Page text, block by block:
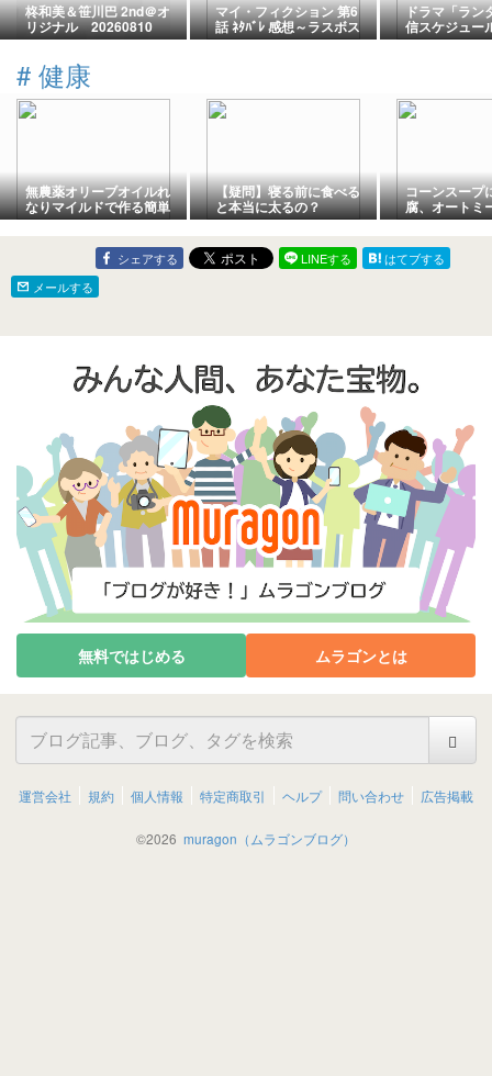
柊和美＆笹川巴 2nd＠オ
リジナル 20260810
マイ・フィクション 第6
話 ﾈﾀﾊﾞﾚ 感想～ラスボス
は主人公！？
ドラマ「ラン
信スケジュー
話？
# 健康
無農薬オリーブオイルれ
なりマイルドで作る簡単
フォカッチャ
【疑問】寝る前に食べる
と本当に太るの？
コーンスープ
腐、オートミ
チャードを加
は
シェアする LINEする
はてブする
メールする
無料ではじめる ムラゴンとは
運営会社 規約 個人情報 特定商取引 ヘルプ 問い合わせ 広告掲載
©2026 muragon（ムラゴンブログ）